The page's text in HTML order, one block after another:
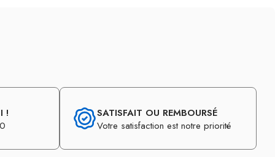
!
SATISFAIT OU REMBOURSÉ
Votre satisfaction est notre priorité